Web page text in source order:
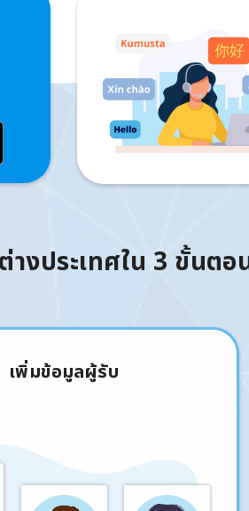
างประเทศใน 3 ขั้นต
เพิ่มข้อมูลผู้รับ